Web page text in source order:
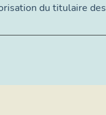
du titulaire des